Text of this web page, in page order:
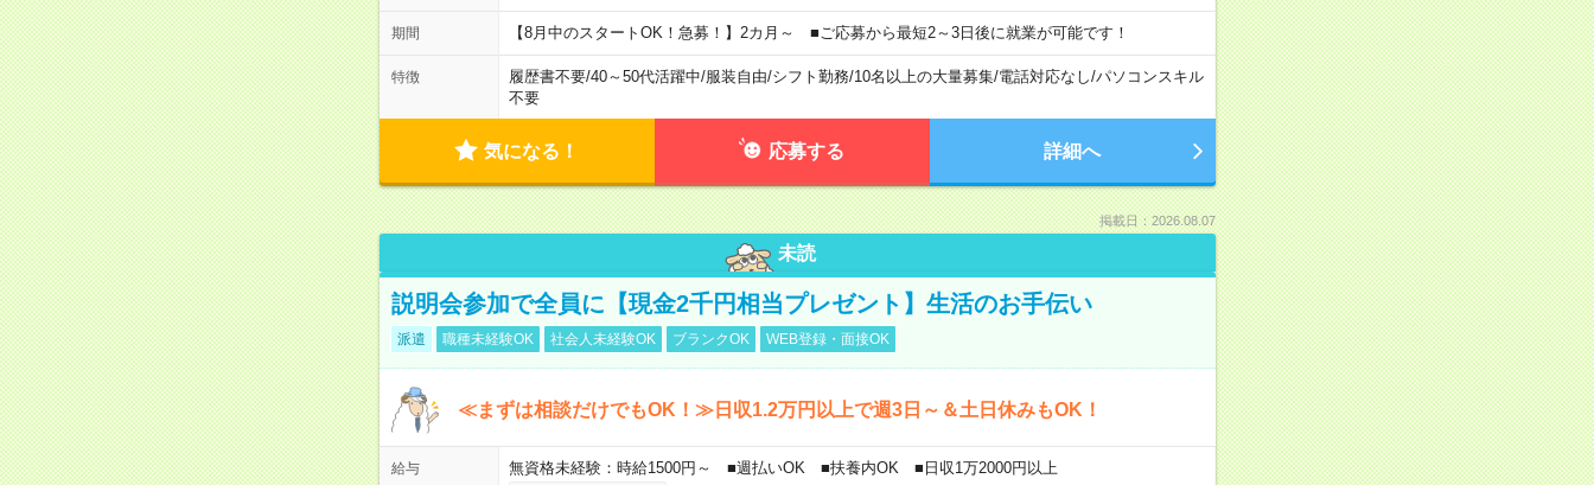
期間 【8月中のスタートOK！急募！】2カ月～ ■ご応募から最短2～3日後に就業が可能です！
特徴 履歴書不要/40～50代活躍中/服装自由/シフト勤務/10名以上の大量募集/電話対応なし/パソコンスキル
不要
気になる！ 応募する 詳細へ
掲載日：2026.08.07
未読
説明会参加で全員に【現金2千円相当プレゼント】生活のお手伝い
派遣 職種未経験OK 社会人未経験OK ブランクOK WEB登録・面接OK
≪まずは相談だけでもOK！≫日収1.2万円以上で週3日～＆土日休みもOK！
給与 無資格未経験：時給1500円～ ■週払いOK ■扶養内OK ■日収1万2000円以上